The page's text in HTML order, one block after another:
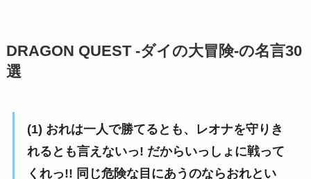
DRAGON QUEST -ダイの大冒険-の名言30
選
(1) おれは一人で勝てるとも、レオナを守りき
れるとも言えないっ! だからいっしょに戦って
くれっ!! 同じ危険な目にあうのならおれとい